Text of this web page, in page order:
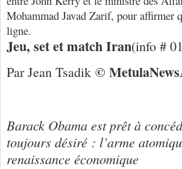
Mohammad Javad Zarif, pour affirmer
ligne.
Jeu, set et match Iran(info #
Par Jean Tsadik © MetulaNews
Barack Obama est prêt à
toujours désiré : l’arme
renaissance économique